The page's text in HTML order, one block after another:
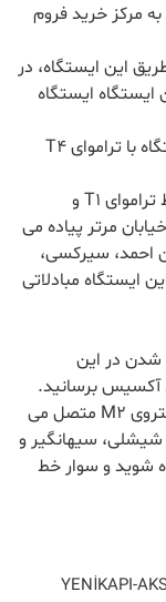
مرکز خرید فروم
این ایستگاه، در
ایستگاه ایستگاه
ایستگاه توپکاپی اولوباتلی: این ایستگاه با تراموای T4
ایستگاه زیتون بورنو: محل تقاطع خط تراموای T1 و
مرتر پیاده می
احمد، سیرکسی،
ایستگاه مبادلاتی
شدن در این
آکسیس برسانید.
ایستگاه ینی کاپی: این ایستگاه به متروی M2 متصل می
شیشلی، سیهانگیر و
شوید و سوار خط
YENİKAPI-